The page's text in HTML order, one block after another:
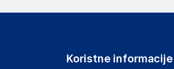
Koristne informacije